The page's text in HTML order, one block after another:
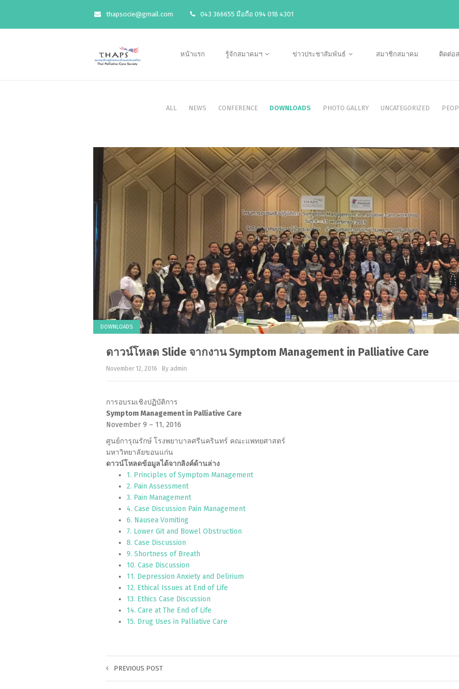
thapsocie@gmail.com 043 366655 มือถือ 094 018 4301
หน้าแรก รู้จักสมาคมฯ ข่าวประชาสัมพันธ์ สมาชิกสมาคม ติดต่อ
ALL NEWS CONFERENCE DOWNLOADS PHOTO GALLRY UNCATEGORIZED
DOWNLOADS
ดาวน์โหลด Slide จากงาน Symptom Management in Palliative Care
November 12, 2016 By admin
การอบรมเชิงปฏิบัติการ
Symptom Management in Palliative Care
November 9 – 11, 2016
ศูนย์การุณรักษ์ โรงพยาบาลศรีนครินทร์ คณะแพทยศาสตร์
มหาวิทยาลัยขอนแก่น
ดาวน์โหลดข้อมูลได้จากลิงค์ด้านล่าง
1. Principles of Symptom Management
2. Pain Assessment
3. Pain Management
4. Case Discussion Pain Management
6. Nausea Vomiting
7. Lower Git and Bowel Obstruction
8. Case Discussion
9. Shortness of Breath
10. Case Discussion
11. Depression Anxiety and Delirium
12. Ethical Issues at End of Life
13. Ethics Case Discussion
14. Care at The End of Life
15. Drug Uses in Palliative Care
PREVIOUS POST